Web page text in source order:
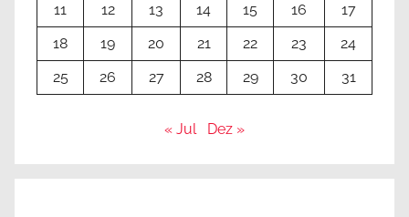
11
12 13 14 15 16
17
18
19 20 21 22 23
24
25
26 27 28 29 30 31
« Jul Dez »